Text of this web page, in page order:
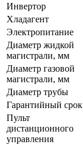
Инвертор
Хладагент
Электропитание
Диаметр жидкой
магистрали, мм
Диаметр газовой
магистрали, мм
Диаметр трубы
Гарантийный срок
Пульт
дистанционного
управления